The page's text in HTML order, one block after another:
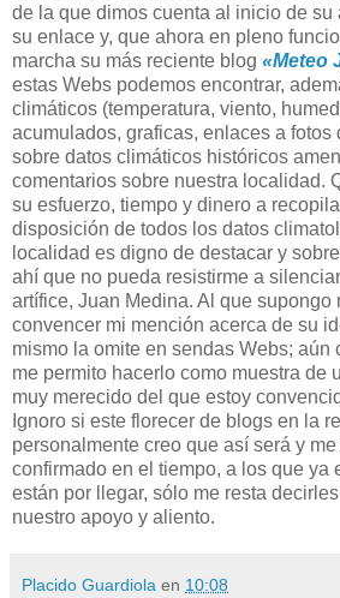
de la que dimos cuenta al inicio de
su enlace y, que ahora en pleno
marcha su más reciente blog «Meteo
estas Webs podemos encontrar,
climáticos (temperatura, viento,
acumulados, graficas, enlaces a fotos
sobre datos climáticos históricos
comentarios sobre nuestra localidad.
su esfuerzo, tiempo y dinero a
disposición de todos los datos
localidad es digno de destacar y
ahí que no pueda resistirme a
artífice, Juan Medina. Al que supongo
convencer mi mención acerca de su
mismo la omite en sendas Webs; aún
me permito hacerlo como muestra de
muy merecido del que estoy
Ignoro si este florecer de blogs en la
personalmente creo que así será y
confirmado en el tiempo, a los que ya
están por llegar, sólo me resta
nuestro apoyo y aliento.
Placido Guardiola en 10:08